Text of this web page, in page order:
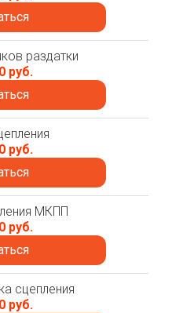
раздатки
руб.
руб.
МКПП
руб.
сцепления
руб.